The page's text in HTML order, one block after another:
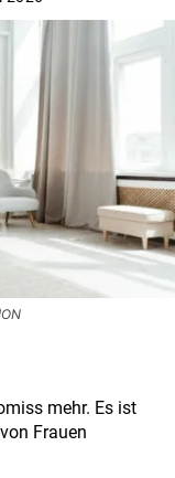
mehr. Es ist
Frauen